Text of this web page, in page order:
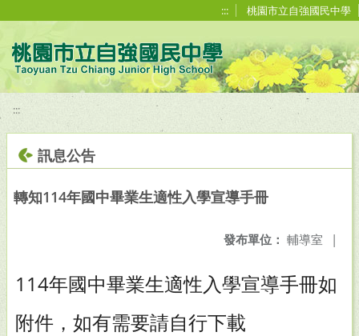
::: 桃園市立自強國民中學
:::
訊息公告
轉知114年國中畢業生適性入學宣導手冊
發布單位： 輔導室 |
114年國中畢業生適性入學宣導手冊如
附件，如有需要請自行下載